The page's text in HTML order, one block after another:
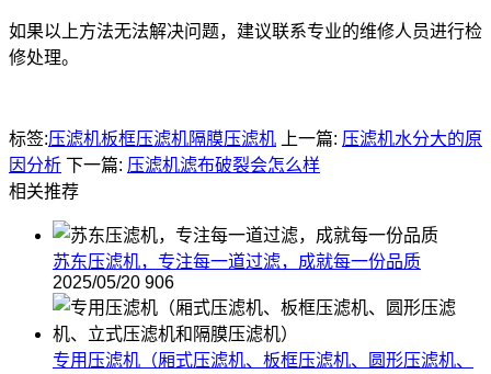
如果以上方法无法解决问题，建议联系专业的维修人员进行检
修处理。
标签:压滤机板框压滤机隔膜压滤机 上一篇: 压滤机水分大的原
因分析 下一篇: 压滤机滤布破裂会怎么样
相关推荐
苏东压滤机，专注每一道过滤，成就每一份品质
2025/05/20 906
专用压滤机（厢式压滤机、板框压滤机、圆形压滤机、